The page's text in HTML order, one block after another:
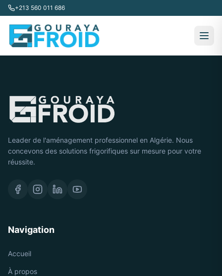
+213 560 011 686
Leader de l'aménagement professionnel en Algérie. Nous
concevons des solutions frigorifiques sur mesure pour votre
réussite.
Navigation
Accueil
À propos